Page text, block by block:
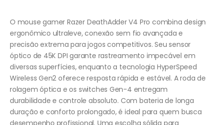
O mouse gamer Razer DeathAdder V4 Pro combina design
ergonômico ultraleve, conexão sem fio avançada e
precisão extrema para jogos competitivos. Seu sensor
óptico de 45K DPI garante rastreamento impecável em
diversas superfícies, enquanto a tecnologia HyperSpeed
Wireless Gen2 oferece resposta rápida e estável. A roda de
rolagem óptica e os switches Gen-4 entregam
durabilidade e controle absoluto. Com bateria de longa
duração e conforto prolongado, é ideal para quem busca